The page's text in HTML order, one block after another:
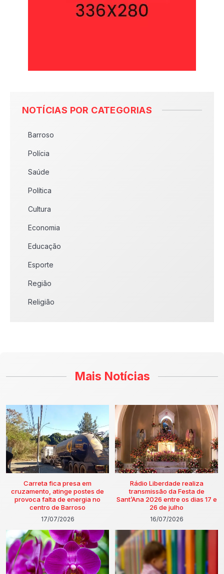
NOTÍCIAS POR CATEGORIAS
Barroso
Polícia
Saúde
Política
Cultura
Economia
Educação
Esporte
Região
Religião
Mais Notícias
Carreta fica presa em
cruzamento, atinge postes de
provoca falta de energia no
centro de Barroso
17/07/2026
Rádio Liberdade realiza
transmissão da Festa de
Sant’Ana 2026 entre os dias 17 e
26 de julho
16/07/2026